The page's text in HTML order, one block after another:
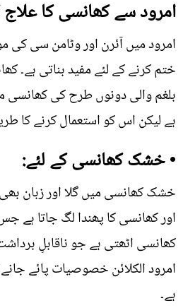
امرود سے کھانسی کا علاج
امرود میں آئرن اور وٹامن سی
ختم کرنے کے لئے مفید بناتی ہے۔
بلغم والی دونوں طرح کی کھانسی
ہے لیکن اس کو استعمال کرنے کا
• خشک کھانسی کے لئے:
خشک کھانسی میں گلا اور زبان
اور کھانسی کا پھندا لگ جاتا
کھانسی اٹھتی ہے جو ناقابلِ
امرود الکلائن خصوصیات پائے
ہے۔